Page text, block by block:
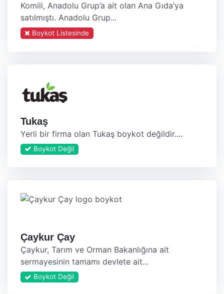
Komili, Anadolu Grup’a ait olan Ana Gıda’ya
satılmıştı. Anadolu Grup...
Boykot Listesinde
Tukaş
Yerli bir firma olan Tukaş boykot değildir....
Boykot Değil
Çaykur Çay
Çaykur, Tarım ve Orman Bakanlığına ait
sermayesinin tamamı devlete ait...
Boykot Değil